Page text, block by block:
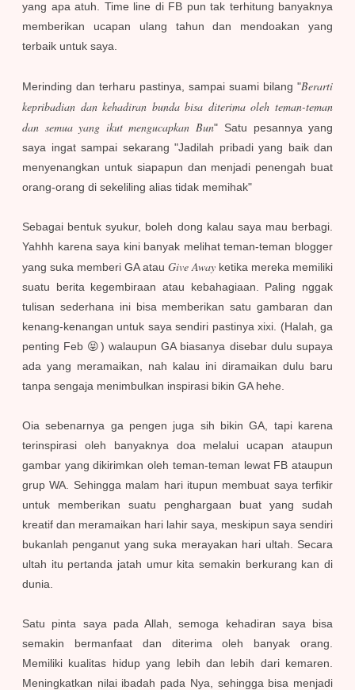
yang apa atuh. Time line di FB pun tak terhitung banyaknya
memberikan ucapan ulang tahun dan mendoakan yang
terbaik untuk saya.
Merinding dan terharu pastinya, sampai suami bilang "Berarti
kepribadian dan kehadiran bunda bisa diterima oleh teman-teman
dan semua yang ikut mengucapkan Bun" Satu pesannya yang
saya ingat sampai sekarang "Jadilah pribadi yang baik dan
menyenangkan untuk siapapun dan menjadi penengah buat
orang-orang di sekeliling alias tidak memihak"
Sebagai bentuk syukur, boleh dong kalau saya mau berbagi.
Yahhh karena saya kini banyak melihat teman-teman blogger
yang suka memberi GA atau Give Away ketika mereka memiliki
suatu berita kegembiraan atau kebahagiaan. Paling nggak
tulisan sederhana ini bisa memberikan satu gambaran dan
kenang-kenangan untuk saya sendiri pastinya xixi. (Halah, ga
penting Feb 😝) walaupun GA biasanya disebar dulu supaya
ada yang meramaikan, nah kalau ini diramaikan dulu baru
tanpa sengaja menimbulkan inspirasi bikin GA hehe.
Oia sebenarnya ga pengen juga sih bikin GA, tapi karena
terinspirasi oleh banyaknya doa melalui ucapan ataupun
gambar yang dikirimkan oleh teman-teman lewat FB ataupun
grup WA. Sehingga malam hari itupun membuat saya terfikir
untuk memberikan suatu penghargaan buat yang sudah
kreatif dan meramaikan hari lahir saya, meskipun saya sendiri
bukanlah penganut yang suka merayakan hari ultah. Secara
ultah itu pertanda jatah umur kita semakin berkurang kan di
dunia.
Satu pinta saya pada Allah, semoga kehadiran saya bisa
semakin bermanfaat dan diterima oleh banyak orang.
Memiliki kualitas hidup yang lebih dan lebih dari kemaren.
Meningkatkan nilai ibadah pada Nya, sehingga bisa menjadi